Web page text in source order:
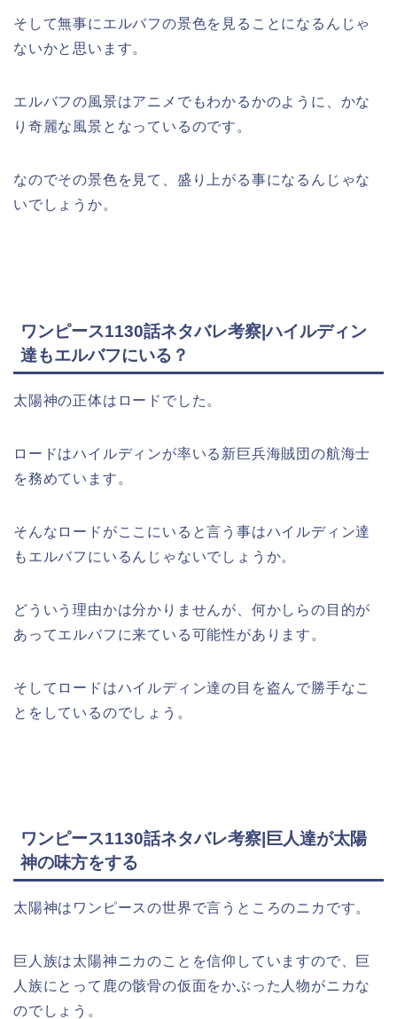
そして無事にエルバフの景色を見ることになるんじゃ
ないかと思います。
エルバフの風景はアニメでもわかるかのように、かな
り奇麗な風景となっているのです。
なのでその景色を見て、盛り上がる事になるんじゃな
いでしょうか。
ワンピース1130話ネタバレ考察|ハイルディン
達もエルバフにいる？
太陽神の正体はロードでした。
ロードはハイルディンが率いる新巨兵海賊団の航海士
を務めています。
そんなロードがここにいると言う事はハイルディン達
もエルバフにいるんじゃないでしょうか。
どういう理由かは分かりませんが、何かしらの目的が
あってエルバフに来ている可能性があります。
そしてロードはハイルディン達の目を盗んで勝手なこ
とをしているのでしょう。
ワンピース1130話ネタバレ考察|巨人達が太陽
神の味方をする
太陽神はワンピースの世界で言うところのニカです。
巨人族は太陽神ニカのことを信仰していますので、巨
人族にとって鹿の骸骨の仮面をかぶった人物がニカな
のでしょう。